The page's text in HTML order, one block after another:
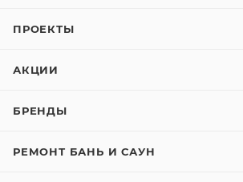
ПРОЕКТЫ
АКЦИИ
БРЕНДЫ
РЕМОНТ БАНЬ И САУН